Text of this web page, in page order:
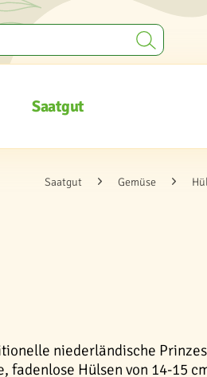
Saatgut
Saatgut Gemüse
niederländische
fadenlose Hülsen von 14-15